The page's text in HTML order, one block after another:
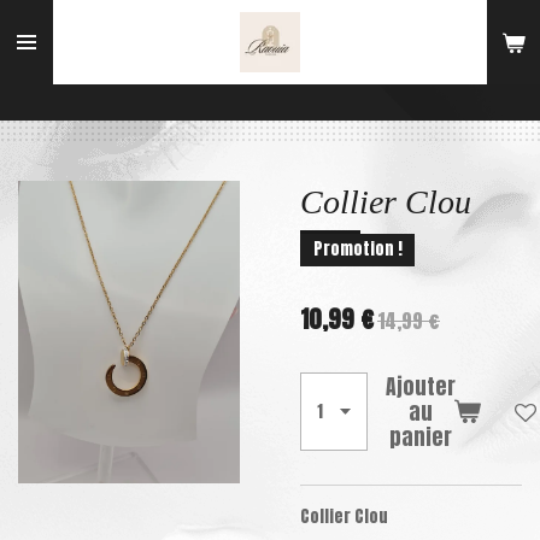
au
Collier Clou
Promotion !
10,99 €14,99 €
Ajouter
au
panier
Collier Clou